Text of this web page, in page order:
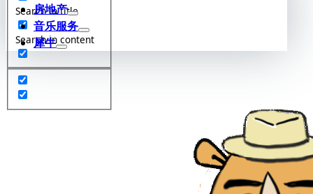
Search in title
Search in content
房地产
音乐服务
犀牛